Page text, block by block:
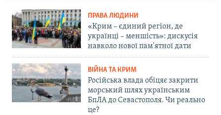
ПРАВА ЛЮДИНИ
«Крим – єдиний регіон, де
українці – меншість»: дискусія
навколо нової пам'ятної дати
ВІЙНА ТА КРИМ
Російська влада обіцяє закрити
морський шлях українським
БпЛА до Севастополя. Чи реально
це?